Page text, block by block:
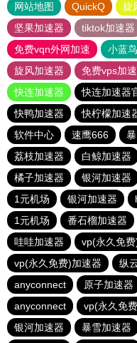
网站地图 QuickQ 旋
坚果加速器
tiktok加速器
免费vqn外网加速
小蓝鸟
旋风加速器
免费vps加
快连加速器
快连加速器
快鸭加速器
快柠檬加速
软件中心
速鹰666
荔枝加速器
白鲸加速器
橘子加速器
银河加速器
1元机场
银河加速器
1元机场
番石榴加速器
哇哇加速器
vp(永久免
vp(永久免费)加速器
纵
anyconnect
原子加速器
anyconnect
vp(永久免
银河加速器
暴雪加速器